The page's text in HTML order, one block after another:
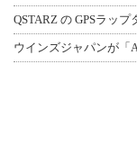
QSTARZ の GPSラッ
ウインズジャパンが「